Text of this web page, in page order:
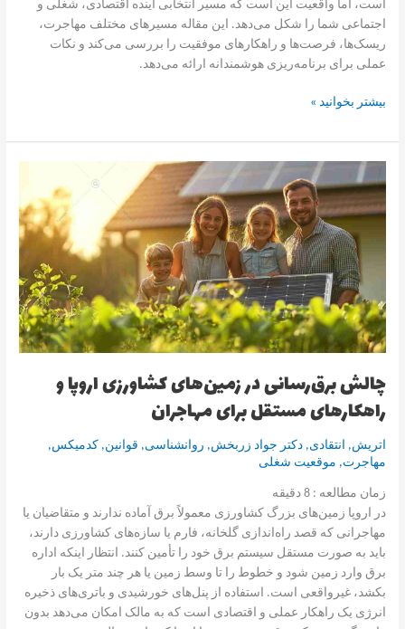
است، اما واقعیت این است که مسیر انتخابی آینده اقتصادی، شغلی و
اجتماعی شما را شکل می‌دهد. این مقاله مسیرهای مختلف مهاجرت،
ریسک‌ها، فرصت‌ها و راهکارهای موفقیت را بررسی می‌کند و نکات
عملی برای برنامه‌ریزی هوشمندانه ارائه می‌دهد.
بیشتر بخوانید »
چالش برق‌رسانی در زمین‌های کشاورزی اروپا و
راهکارهای مستقل برای مهاجران
اتریش, انتقادی,دکتر جواد زربخش, روانشناسی, قوانین, کدمیکس,
مهاجرت, موقعیت شغلی
زمان مطالعه :8 دقیقه
در اروپا زمین‌های بزرگ کشاورزی معمولاً برق آماده ندارند و متقاضیان یا
مهاجرانی که قصد راه‌اندازی گلخانه، فارم یا سازه‌های کشاورزی دارند،
باید به صورت مستقل سیستم برق خود را تأمین کنند. انتظار اینکه اداره
برق وارد زمین شود و خطوط را تا وسط زمین یا هر چند متر یک بار
بکشد، غیرواقعی است. استفاده از پنل‌های خورشیدی و باتری‌های ذخیره
انرژی یک راهکار عملی و اقتصادی است که به مالک امکان می‌دهد بدون
چالش
برق‌رسانی
در
زمین‌های
کشاورزی
راهکارهای
مستقل
برای